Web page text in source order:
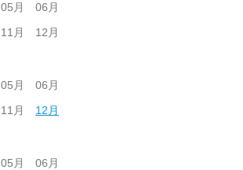
05月
06月
11月 12月
05月
06月
11月 12月
05月
06月